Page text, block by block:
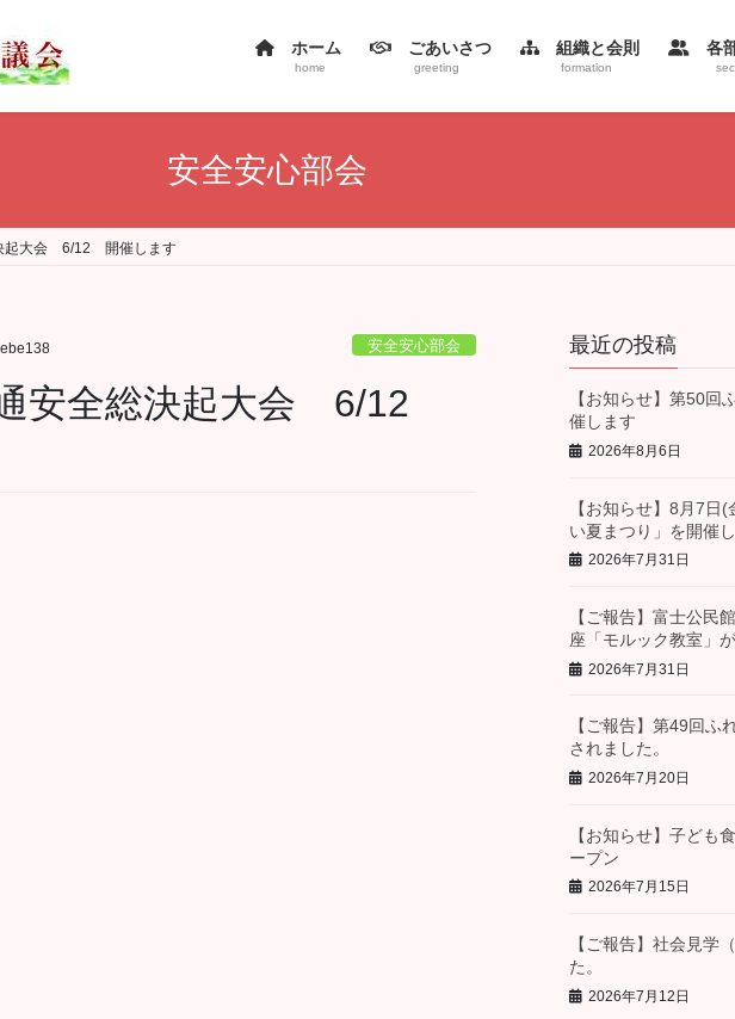
ホーム
home
ごあいさつ
greeting
組織と会則
formation
各
安全安心部会
起大会 6/12 開催します
安全安心部会
通安全総決起大会 6/12
最近の投稿
【お知らせ】第50回
催します
2026年8月6日
【お知らせ】8月7日
い夏まつり」を開催し
2026年7月31日
【ご報告】富士公民
座「モルック教室」
2026年7月31日
【ご報告】第49回ふ
されました。
2026年7月20日
【お知らせ】子ども
ープン
2026年7月15日
【ご報告】社会見学
た。
2026年7月12日